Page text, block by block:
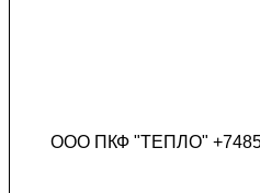
ООО ПКФ "ТЕПЛО"